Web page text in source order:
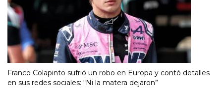
Franco Colapinto sufrió un robo en Europa y contó detalles
en sus redes sociales: “Ni la matera dejaron”